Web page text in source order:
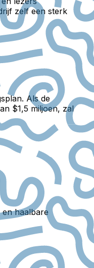
zelf een sterk
Als de
$1,5 miljoen, zal
haalbare